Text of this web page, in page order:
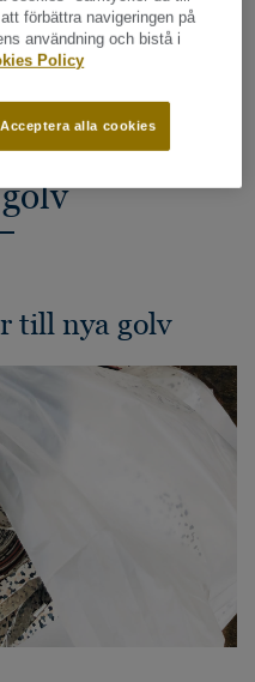
råvara
till nya golv
förbättra navigeringen på
användning och bistå i
Policy
Acceptera alla cookies